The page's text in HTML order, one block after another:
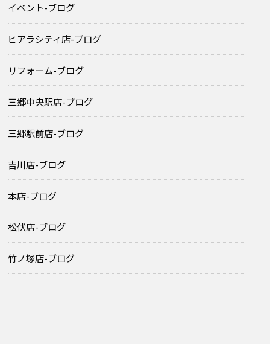
イベント-ブログ
ピアラシティ店-ブログ
リフォーム-ブログ
三郷中央駅店-ブログ
三郷駅前店-ブログ
吉川店-ブログ
本店-ブログ
松伏店-ブログ
竹ノ塚店-ブログ